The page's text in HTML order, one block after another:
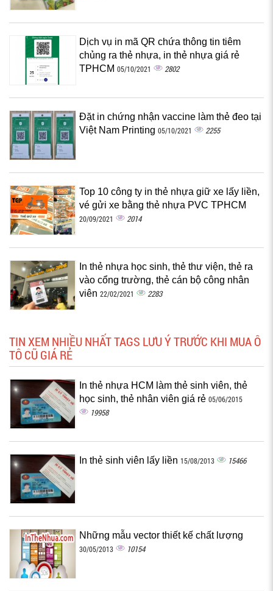
Dịch vụ in mã QR chứa thông tin tiêm
chủng ra thẻ nhựa, in thẻ nhựa giá rẻ
TPHCM 05/10/2021 2802
Đặt in chứng nhận vaccine làm thẻ đeo tại
Việt Nam Printing 05/10/2021 2255
Top 10 công ty in thẻ nhựa giữ xe lấy liền,
vé gửi xe bằng thẻ nhựa PVC TPHCM
20/09/2021 2014
In thẻ nhựa học sinh, thẻ thư viện, thẻ ra
vào cổng trường, thẻ cán bộ công nhân
viên 22/02/2021 2283
TIN XEM NHIỀU NHẤT TAGS LƯU Ý TRƯỚC KHI MUA Ô
TÔ CŨ GIÁ RẺ
In thẻ nhựa HCM làm thẻ sinh viên, thẻ
học sinh, thẻ nhân viên giá rẻ 05/06/2015
19958
In thẻ sinh viên lấy liền 15/08/2013 15466
Những mẫu vector thiết kế chất lượng
30/05/2013 10154